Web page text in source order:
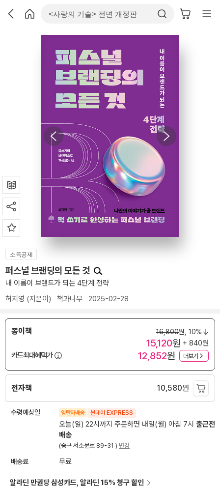
소득공제
퍼스널 브랜딩의 모든 것
내 이름이 브랜드가 되는 4단계 전략
허지영 (지은이) 책과나무 2025-02-28
종이책 16,800원, 10%
15,120원 + 840원
카드최대혜택가
12,852원 더보기
전자책 10,580원
수령예상일 양탄자배송 썬데이 EXPRESS
오늘(일) 22시까지 주문하면 내일(월) 아침 7시 출근전
배송
(중구 서소문로 89-31 ) 변경
배송료 무료
알라딘 만권당 삼성카드, 알라딘 15% 청구 할인